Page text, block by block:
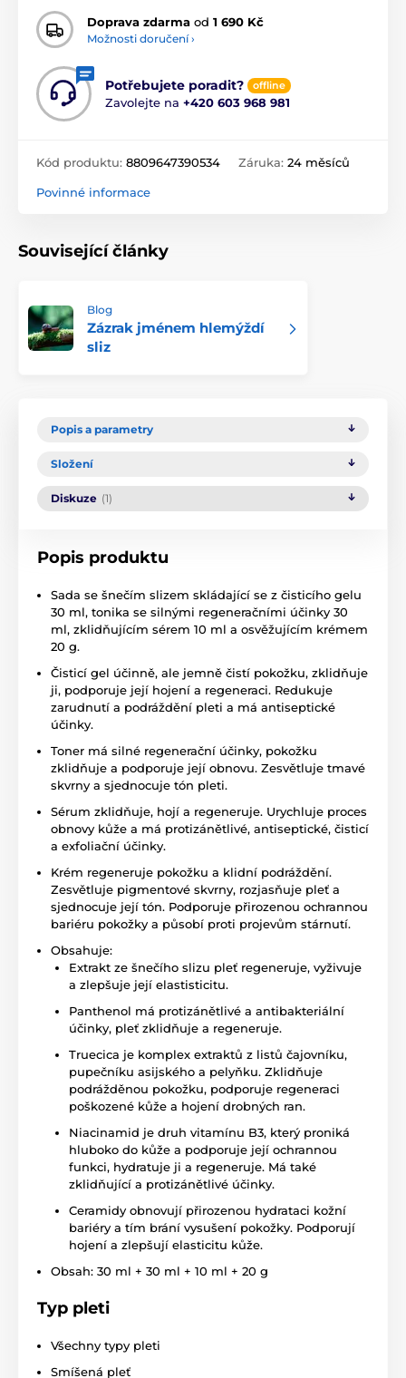
Doprava zdarma od 1 690 Kč
Možnosti doručení ›
Potřebujete poradit? offline
Zavolejte na +420 603 968 981
Kód produktu: 8809647390534 Záruka: 24 měsíců
Povinné informace
Související články
Blog
Zázrak jménem hlemýždí
sliz
Popis a parametry
Složení
Diskuze (1)
Popis produktu
Sada se šnečím slizem skládající se z čisticího gelu
30 ml, tonika se silnými regeneračními účinky 30
ml, zklidňujícím sérem 10 ml a osvěžujícím krémem
20 g.
Čisticí gel účinně, ale jemně čistí pokožku, zklidňuje
ji, podporuje její hojení a regeneraci. Redukuje
zarudnutí a podráždění pleti a má antiseptické
účinky.
Toner má silné regenerační účinky, pokožku
zklidňuje a podporuje její obnovu. Zesvětluje tmavé
skvrny a sjednocuje tón pleti.
Sérum zklidňuje, hojí a regeneruje. Urychluje proces
obnovy kůže a má protizánětlivé, antiseptické, čisticí
a exfoliační účinky.
Krém regeneruje pokožku a klidní podráždění.
Zesvětluje pigmentové skvrny, rozjasňuje pleť a
sjednocuje její tón. Podporuje přirozenou ochrannou
bariéru pokožky a působí proti projevům stárnutí.
Obsahuje:
Extrakt ze šnečího slizu pleť regeneruje, vyživuje
a zlepšuje její elastisticitu.
Panthenol má protizánětlivé a antibakteriální
účinky, pleť zklidňuje a regeneruje.
Truecica je komplex extraktů z listů čajovníku,
pupečníku asijského a pelyňku. Zklidňuje
podrážděnou pokožku, podporuje regeneraci
poškozené kůže a hojení drobných ran.
Niacinamid je druh vitamínu B3, který proniká
hluboko do kůže a podporuje její ochrannou
funkci, hydratuje ji a regeneruje. Má také
zklidňující a protizánětlivé účinky.
Ceramidy obnovují přirozenou hydrataci kožní
bariéry a tím brání vysušení pokožky. Podporují
hojení a zlepšují elasticitu kůže.
Obsah: 30 ml + 30 ml + 10 ml + 20 g
Typ pleti
Všechny typy pleti
Smíšená pleť